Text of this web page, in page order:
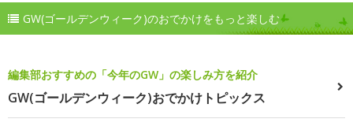
GW(ゴールデンウィーク)のおでかけをもっと楽しむ
編集部おすすめの「今年のGW」の楽しみ方を紹介
GW(ゴールデンウィーク)おでかけトピックス